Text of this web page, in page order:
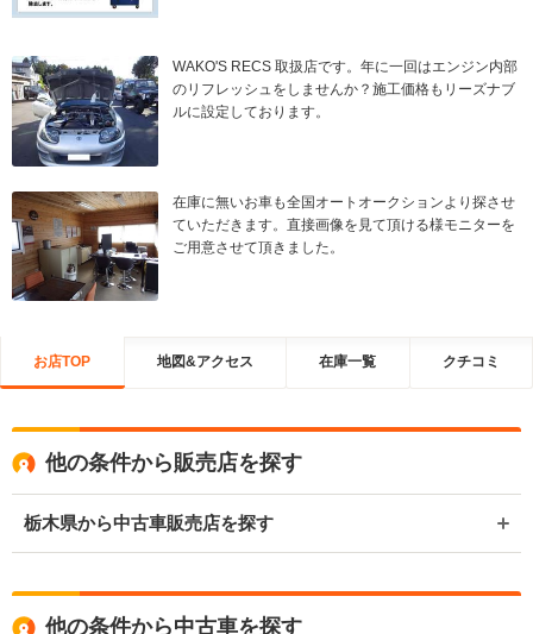
WAKO'S RECS 取扱店です。年に一回はエンジン内部
のリフレッシュをしませんか？施工価格もリーズナブ
ルに設定しております。
在庫に無いお車も全国オートオークションより探させ
ていただきます。直接画像を見て頂ける様モニターを
ご用意させて頂きました。
お店TOP 地図&アクセス 在庫一覧 クチコミ
他の条件から販売店を探す
栃木県から中古車販売店を探す
他の条件から中古車を探す